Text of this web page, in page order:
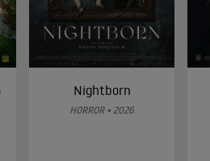
Nightborn
HORROR • 2026